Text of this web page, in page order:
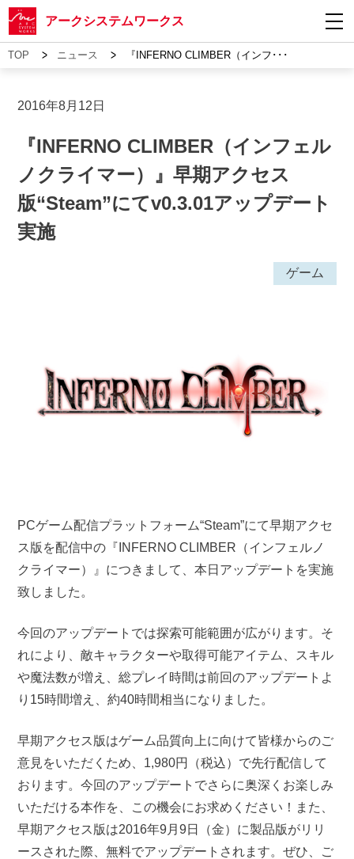
アークシステムワークス
TOP > ニュース > 『INFERNO CLIMBER（インフ･･･
2016年8月12日
『INFERNO CLIMBER（インフェル
ノクライマー）』早期アクセス
版“Steam”にてv0.3.01アップデート
実施
ゲーム
PCゲーム配信プラットフォーム“Steam”にて早期アクセ
ス版を配信中の『INFERNO CLIMBER（インフェルノ
クライマー）』につきまして、本日アップデートを実施
致しました。
今回のアップデートでは探索可能範囲が広がります。そ
れにより、敵キャラクターや取得可能アイテム、スキル
や魔法数が増え、総プレイ時間は前回のアップデートよ
り15時間増え、約40時間相当になりました。
早期アクセス版はゲーム品質向上に向けて皆様からのご
意見をいただくため、1,980円（税込）で先行配信して
おります。今回のアップデートでさらに奥深くお楽しみ
いただける本作を、この機会にお求めください！また、
早期アクセス版は2016年9月9日（金）に製品版がリリ
ースされた際、無料でアップデートされます。ぜひ、ご